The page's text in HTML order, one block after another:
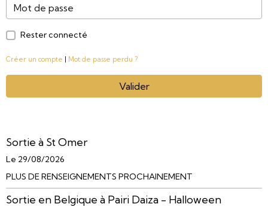
Rester connecté
Créer un compte | Mot de passe perdu ?
Valider
Sortie à St Omer
Le 29/08/2026
PLUS DE RENSEIGNEMENTS PROCHAINEMENT
Sortie en Belgique à Pairi Daiza - Halloween